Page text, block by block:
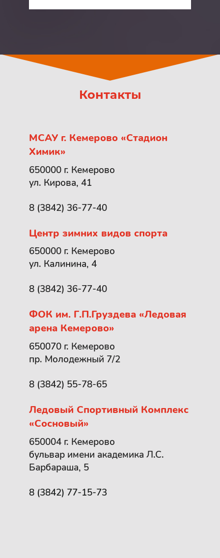
Контакты
МСАУ г. Кемерово «Стадион
Химик»
650000 г. Кемерово
ул. Кирова, 41
8 (3842) 36-77-40
Центр зимних видов спорта
650000 г. Кемерово
ул. Калинина, 4
8 (3842) 36-77-40
ФОК им. Г.П.Груздева «Ледовая
арена Кемерово»
650070 г. Кемерово
пр. Молодежный 7/2
8 (3842) 55-78-65
Ледовый Спортивный Комплекс
«Сосновый»
650004 г. Кемерово
бульвар имени академика Л.С.
Барбараша, 5
8 (3842) 77-15-73